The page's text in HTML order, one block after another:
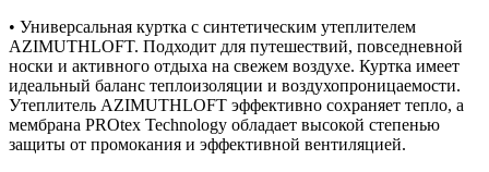
• Универсальная куртка с синтетическим утеплителем
AZIMUTHLOFT. Подходит для путешествий, повседневной
носки и активного отдыха на свежем воздухе. Куртка имеет
идеальный баланс теплоизоляции и воздухопроницаемости.
Утеплитель AZIMUTHLOFT эффективно сохраняет тепло, а
мембрана PROtex Technology обладает высокой степенью
защиты от промокания и эффективной вентиляцией.